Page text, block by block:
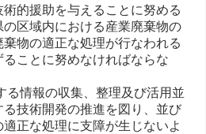
的援助を与えることに努める
区域内における産業廃棄物の
物の適正な処理が行なわれる
ことに努めなければならな
情報の収集、整理及び活用並
技術開発の推進を図り、並び
正な処理に支障が生じないよ